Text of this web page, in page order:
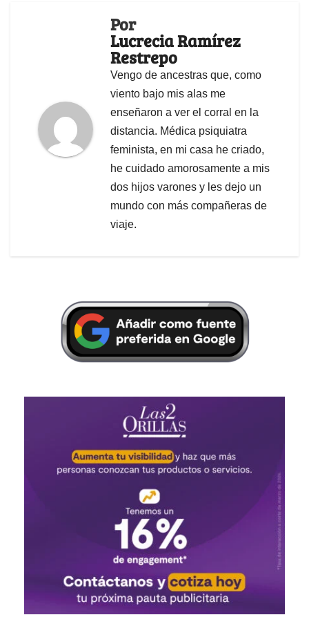
Por
Lucrecia Ramírez
Restrepo
Vengo de ancestras que, como
viento bajo mis alas me
enseñaron a ver el corral en la
distancia. Médica psiquiatra
feminista, en mi casa he criado,
he cuidado amorosamente a mis
dos hijos varones y les dejo un
mundo con más compañeras de
viaje.